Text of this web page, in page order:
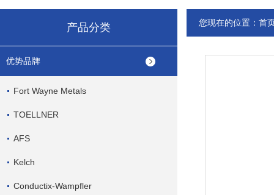
产品分类
优势品牌
Fort Wayne Metals
TOELLNER
AFS
Kelch
Conductix-Wampfler
您现在的位置： 首